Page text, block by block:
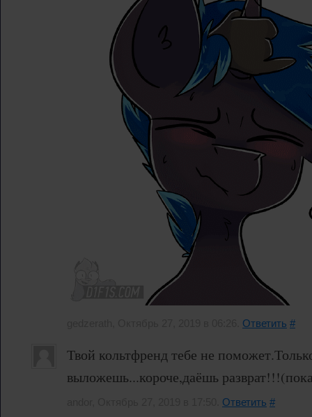
Ответить #
Твой кольтфренд тебе не
выложешь...короче,даёшь
Ответить #